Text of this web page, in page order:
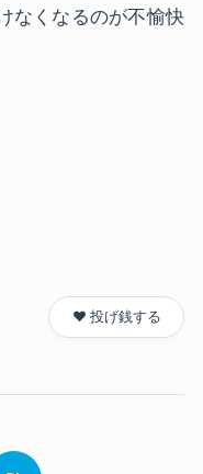
なくなるのが不愉快
❤️ 投げ銭する